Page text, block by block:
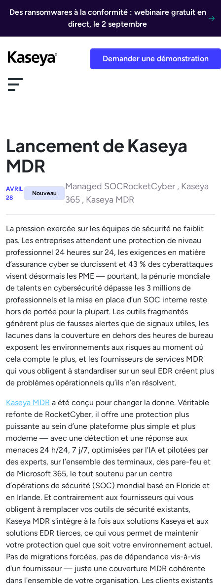
Des ransomwares à la conformité : webinaire gratuit en
direct, le 2 septembre
Demander une démonstration
Lancement de Kaseya
MDR
AVRIL
28
Nouveau
Managed SOCRocketCyber , Kaseya
365 , Kaseya MDR
La pression exercée sur les équipes de sécurité ne faiblit
pas. Les entreprises attendent une protection de niveau
professionnel 24 heures sur 24, les exigences en matière
d’assurance cyber se durcissent et 43 % des cyberattaques
visent désormais les PME — pourtant, la pénurie mondiale
de talents en cybersécurité dépasse les 3 millions de
professionnels et la mise en place d’un SOC interne reste
hors de portée pour la plupart. Les outils fragmentés
génèrent plus de fausses alertes que de signaux utiles, les
lacunes dans la couverture en dehors des heures de bureau
exposent les environnements aux risques au moment où
cela compte le plus, et les fournisseurs de services MDR
qui vous obligent à standardiser sur un seul EDR créent plus
de problèmes opérationnels qu’ils n’en résolvent.
Kaseya MDR a été conçu pour changer la donne. Véritable
refonte de RocketCyber, il offre une protection plus
puissante au sein d’une plateforme plus simple et plus
moderne — avec une détection et une réponse aux
menaces 24 h/24, 7 j/7, optimisées par l’IA et pilotées par
des experts, sur l’ensemble des terminaux, des pare-feu et
de Microsoft 365, le tout soutenu par un centre
d’opérations de sécurité (SOC) mondial basé en Floride et
en Irlande. Et contrairement aux fournisseurs qui vous
obligent à remplacer vos outils de sécurité existants,
Kaseya MDR s'intègre à la fois aux solutions Kaseya et aux
solutions EDR tierces, ce qui vous permet de maintenir
votre protection quel que soit votre environnement actuel.
Pas de migrations forcées, pas de dépendance vis-à-vis
d'un fournisseur — juste une couverture MDR cohérente
dans l'ensemble de votre organisation. Les clients existants